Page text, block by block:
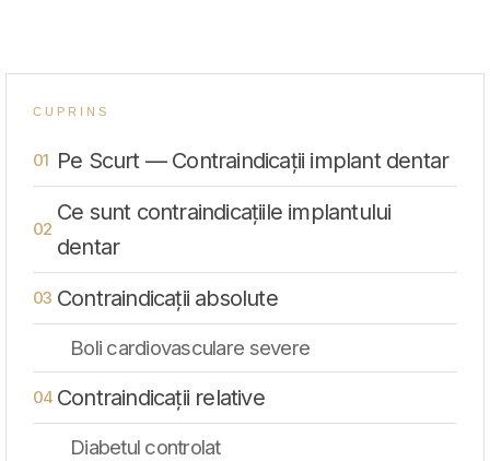
CUPRINS
Pe Scurt — Contraindicații implant dentar
Ce sunt contraindicațiile implantului
dentar
Contraindicații absolute
Boli cardiovasculare severe
Contraindicații relative
Diabetul controlat